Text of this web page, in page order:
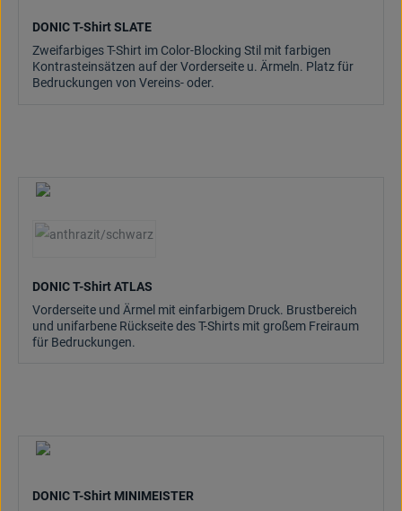
DONIC T-Shirt SLATE
Zweifarbiges T-Shirt im Color-Blocking Stil mit farbigen
Kontrasteinsätzen auf der Vorderseite u. Ärmeln. Platz für
Bedruckungen von Vereins- oder.
DONIC T-Shirt ATLAS
Vorderseite und Ärmel mit einfarbigem Druck. Brustbereich
und unifarbene Rückseite des T-Shirts mit großem Freiraum
für Bedruckungen.
DONIC T-Shirt MINIMEISTER